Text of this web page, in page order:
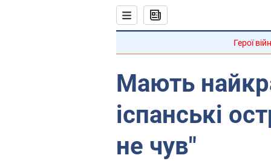
Герої
Мають
іспанські
не чув"